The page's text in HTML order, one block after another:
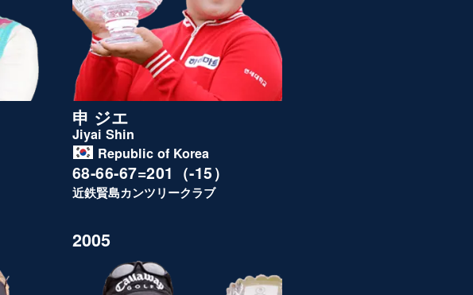
申 ジエ
Jiyai Shin
Republic of Korea
68-66-67=201（-15）
近鉄賢島カンツリークラブ
2005